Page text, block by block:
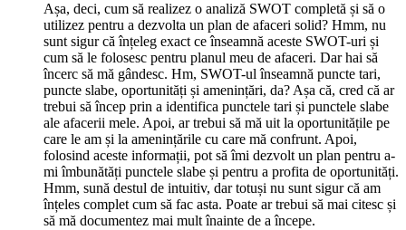
Așa, deci, cum să realizez o analiză SWOT completă și să o
utilizez pentru a dezvolta un plan de afaceri solid? Hmm, nu
sunt sigur că înțeleg exact ce înseamnă aceste SWOT-uri și
cum să le folosesc pentru planul meu de afaceri. Dar hai să
încerc să mă gândesc. Hm, SWOT-ul înseamnă puncte tari,
puncte slabe, oportunități și amenințări, da? Așa că, cred că ar
trebui să încep prin a identifica punctele tari și punctele slabe
ale afacerii mele. Apoi, ar trebui să mă uit la oportunitățile pe
care le am și la amenințările cu care mă confrunt. Apoi,
folosind aceste informații, pot să îmi dezvolt un plan pentru a-
mi îmbunătăți punctele slabe și pentru a profita de oportunități.
Hmm, sună destul de intuitiv, dar totuși nu sunt sigur că am
înțeles complet cum să fac asta. Poate ar trebui să mai citesc și
să mă documentez mai mult înainte de a începe.